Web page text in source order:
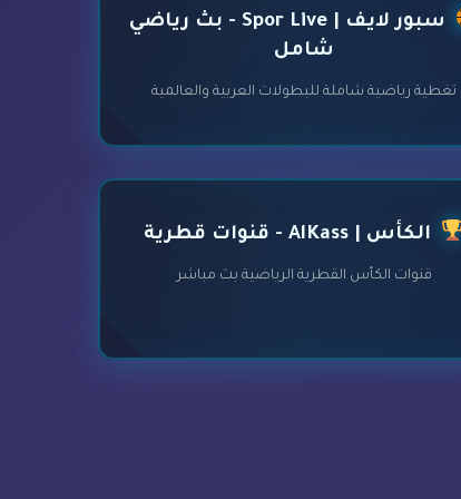
سبور لايف | Spor Live - بث رياضي
شامل
تغطية رياضية شاملة للبطولات العربية والعالمية
الكأس | AlKass - قنوات قطرية
قنوات الكأس القطرية الرياضية بث مباشر